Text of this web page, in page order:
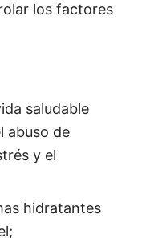
los factores
saludable
abuso de
y el
hidratantes